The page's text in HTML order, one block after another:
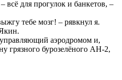
всё для прогулок и банкетов, –
тебе мозг! – рявкнул я.
аэродромом и,
грязного бурозелёного АН-2,